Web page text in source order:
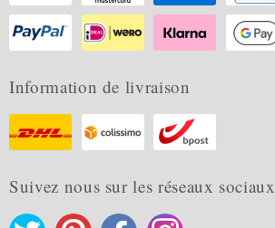
Information de livraison
Suivez nous sur les réseaux sociaux